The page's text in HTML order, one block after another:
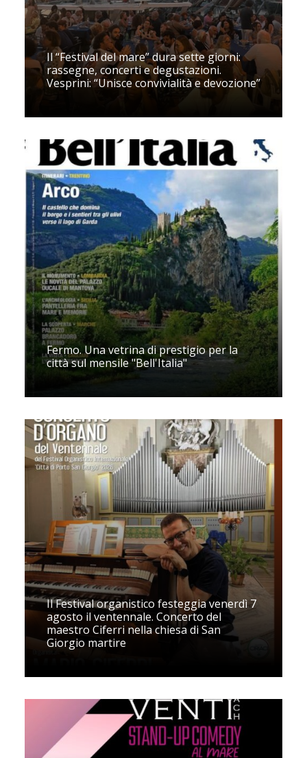
Il “Festival del mare” dura sette giorni:
rassegne, concerti e degustazioni.
Vesprini: “Unisce convivialità e devozione”
Fermo. Una vetrina di prestigio per la
città sul mensile "Bell'Italia"
Il Festival organistico festeggia venerdì 7
agosto il ventennale. Concerto del
maestro Ciferri nella chiesa di San
Giorgio martire